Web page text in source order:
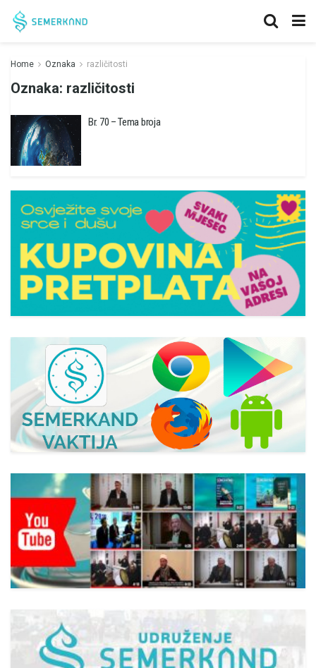
Home Oznaka različitosti
Oznaka: različitosti
Br. 70 – Tema broja